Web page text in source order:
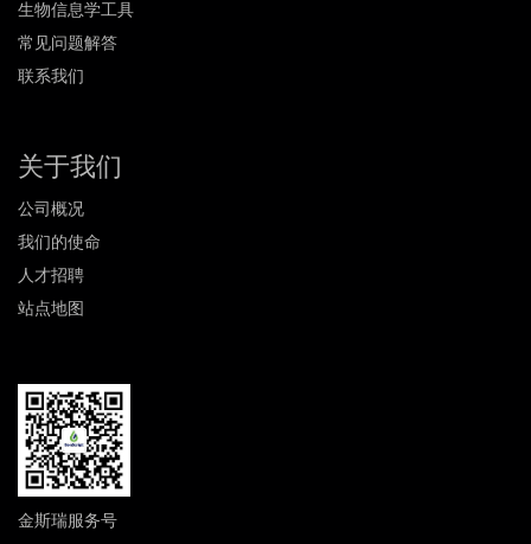
生物信息学工具
常见问题解答
联系我们
关于我们
公司概况
我们的使命
人才招聘
站点地图
金斯瑞服务号